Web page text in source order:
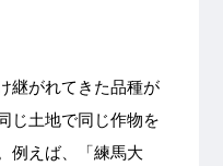
継がれてきた品種が
じ土地で同じ作物を
例えば、「練馬大